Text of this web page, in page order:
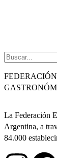
La Federación
Argentina, a
84.000